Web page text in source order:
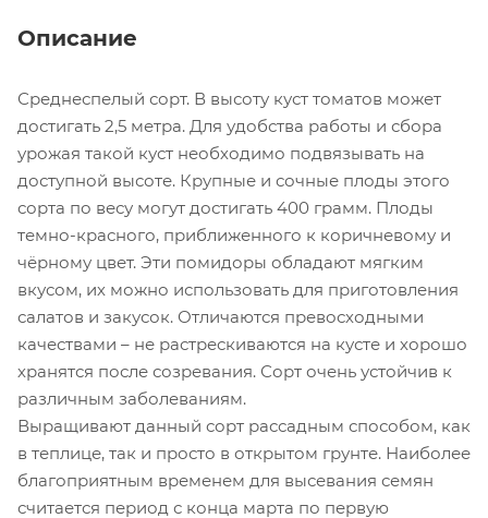
Описание
Среднеспелый сорт. В высоту куст томатов может
достигать 2,5 метра. Для удобства работы и сбора
урожая такой куст необходимо подвязывать на
доступной высоте. Крупные и сочные плоды этого
сорта по весу могут достигать 400 грамм. Плоды
темно-красного, приближенного к коричневому и
чёрному цвет. Эти помидоры обладают мягким
вкусом, их можно использовать для приготовления
салатов и закусок. Отличаются превосходными
качествами – не растрескиваются на кусте и хорошо
хранятся после созревания. Сорт очень устойчив к
различным заболеваниям.
Выращивают данный сорт рассадным способом, как
в теплице, так и просто в открытом грунте. Наиболее
благоприятным временем для высевания семян
считается период с конца марта по первую